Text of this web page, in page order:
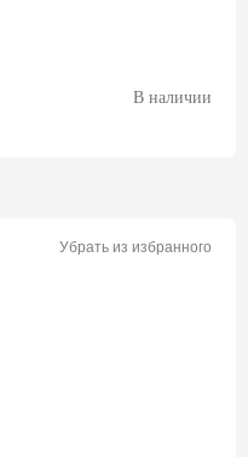
В наличии
Убрать из избранного